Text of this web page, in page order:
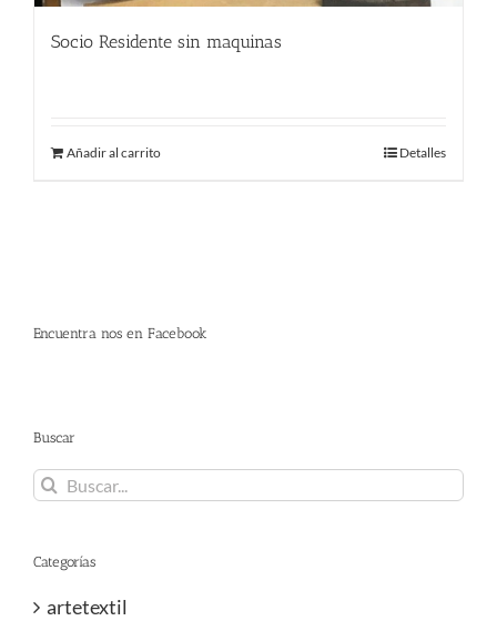
Socio Residente sin maquinas
Añadir al carrito Detalles
Encuentra nos en Facebook
Buscar
Buscar:
Categorías
artetextil